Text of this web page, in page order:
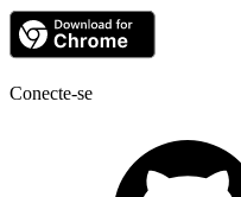
Conecte-se